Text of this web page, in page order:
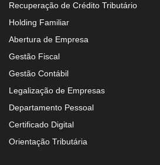
Recuperação de Crédito Tributário
Holding Familiar
Abertura de Empresa
Gestão Fiscal
Gestão Contábil
Legalização de Empresas
Departamento Pessoal
Certificado Digital
Orientação Tributária